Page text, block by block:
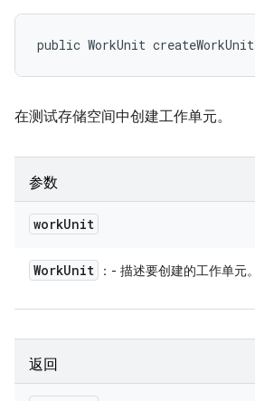
public WorkUnit
在测试存储空间中创建工作单元。
参数
workUnit
WorkUnit ：- 描述要创建的工作单元。
返回